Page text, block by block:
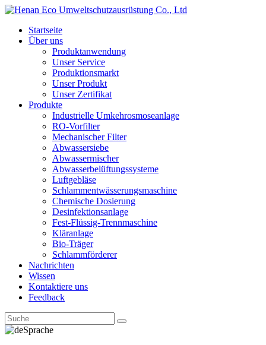
Startseite
Über uns
Produktanwendung
Unser Service
Produktionsmarkt
Unser Produkt
Unser Zertifikat
Produkte
Industrielle Umkehrosmoseanlage
RO-Vorfilter
Mechanischer Filter
Abwassersiebe
Abwassermischer
Abwasserbelüftungssysteme
Luftgebläse
Schlammentwässerungsmaschine
Chemische Dosierung
Desinfektionsanlage
Fest-Flüssig-Trennmaschine
Kläranlage
Bio-Träger
Schlammförderer
Nachrichten
Wissen
Kontaktiere uns
Feedback
Sprache